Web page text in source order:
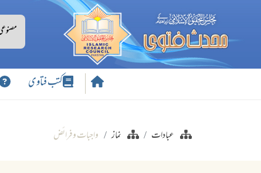
کتب فتاوی
عبادات نماز واجبات وفرائض